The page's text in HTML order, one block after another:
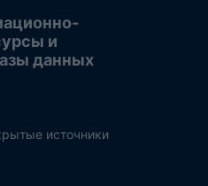
и
данных
источники